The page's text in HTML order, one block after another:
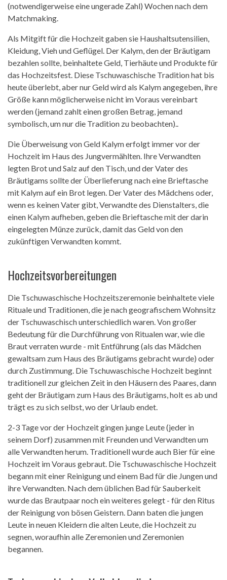
(notwendigerweise eine ungerade Zahl) Wochen nach dem
Matchmaking.
Als Mitgift für die Hochzeit gaben sie Haushaltsutensilien,
Kleidung, Vieh und Geflügel. Der Kalym, den der Bräutigam
bezahlen sollte, beinhaltete Geld, Tierhäute und Produkte für
das Hochzeitsfest. Diese Tschuwaschische Tradition hat bis
heute überlebt, aber nur Geld wird als Kalym angegeben, ihre
Größe kann möglicherweise nicht im Voraus vereinbart
werden (jemand zahlt einen großen Betrag, jemand
symbolisch, um nur die Tradition zu beobachten)..
Die Überweisung von Geld Kalym erfolgt immer vor der
Hochzeit im Haus des Jungvermählten. Ihre Verwandten
legten Brot und Salz auf den Tisch, und der Vater des
Bräutigams sollte der Überlieferung nach eine Brieftasche
mit Kalym auf ein Brot legen. Der Vater des Mädchens oder,
wenn es keinen Vater gibt, Verwandte des Dienstalters, die
einen Kalym aufheben, geben die Brieftasche mit der darin
eingelegten Münze zurück, damit das Geld von den
zukünftigen Verwandten kommt.
Hochzeitsvorbereitungen
Die Tschuwaschische Hochzeitszeremonie beinhaltete viele
Rituale und Traditionen, die je nach geografischem Wohnsitz
der Tschuwaschisch unterschiedlich waren. Von großer
Bedeutung für die Durchführung von Ritualen war, wie die
Braut verraten wurde - mit Entführung (als das Mädchen
gewaltsam zum Haus des Bräutigams gebracht wurde) oder
durch Zustimmung. Die Tschuwaschische Hochzeit beginnt
traditionell zur gleichen Zeit in den Häusern des Paares, dann
geht der Bräutigam zum Haus des Bräutigams, holt es ab und
trägt es zu sich selbst, wo der Urlaub endet.
2-3 Tage vor der Hochzeit gingen junge Leute (jeder in
seinem Dorf) zusammen mit Freunden und Verwandten um
alle Verwandten herum. Traditionell wurde auch Bier für eine
Hochzeit im Voraus gebraut. Die Tschuwaschische Hochzeit
begann mit einer Reinigung und einem Bad für die Jungen und
ihre Verwandten. Nach dem üblichen Bad für Sauberkeit
wurde das Brautpaar noch ein weiteres gelegt - für den Ritus
der Reinigung von bösen Geistern. Dann baten die jungen
Leute in neuen Kleidern die alten Leute, die Hochzeit zu
segnen, woraufhin alle Zeremonien und Zeremonien
begannen.